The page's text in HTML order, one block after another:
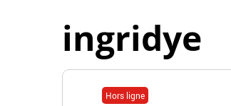
ingridye
Hors ligne